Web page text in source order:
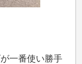
一番使い勝手